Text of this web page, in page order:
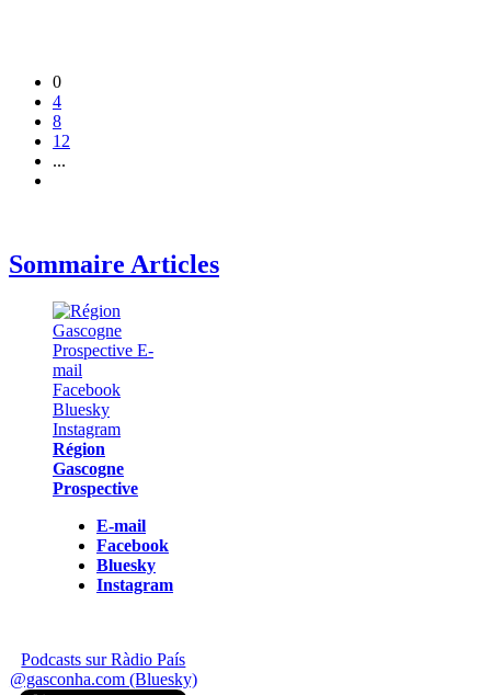
0
4
8
12
...
Sommaire Articles
Région
Gascogne
Prospective
E-mail
Facebook
Bluesky
Instagram
Podcasts sur Ràdio País
@gasconha.com (Bluesky)